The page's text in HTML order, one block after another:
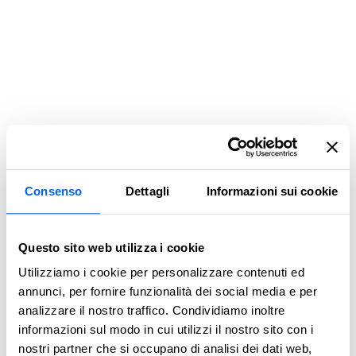
Consenso Dettagli Informazioni sui cookie
Questo sito web utilizza i cookie
Utilizziamo i cookie per personalizzare contenuti ed
annunci, per fornire funzionalità dei social media e per
analizzare il nostro traffico. Condividiamo inoltre
informazioni sul modo in cui utilizzi il nostro sito con i
nostri partner che si occupano di analisi dei dati web,